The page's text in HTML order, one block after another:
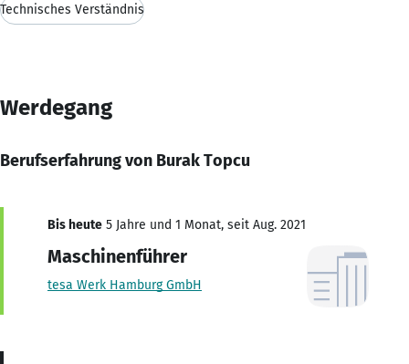
Technisches Verständnis
Werdegang
Berufserfahrung von Burak Topcu
Bis heute 5 Jahre und 1 Monat, seit Aug. 2021
Maschinenführer
tesa Werk Hamburg GmbH